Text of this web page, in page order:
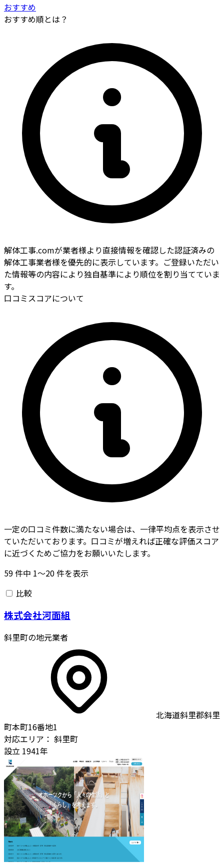
おすすめ
おすすめ順とは？
解体工事.comが業者様より直接情報を確認した認証済みの
解体工事業者様を優先的に表示しています。ご登録いただい
た情報等の内容により独自基準により順位を割り当てていま
す。
口コミスコアについて
一定の口コミ件数に満たない場合は、一律平均点を表示させ
ていただいております。口コミが増えれば正確な評価スコア
に近づくためご協力をお願いいたします。
59件中 1〜20件を表示
比較
株式会社河面組
斜里町の地元業者
北海道斜里郡斜里
町本町16番地1
対応エリア： 斜里町
設立 1941年